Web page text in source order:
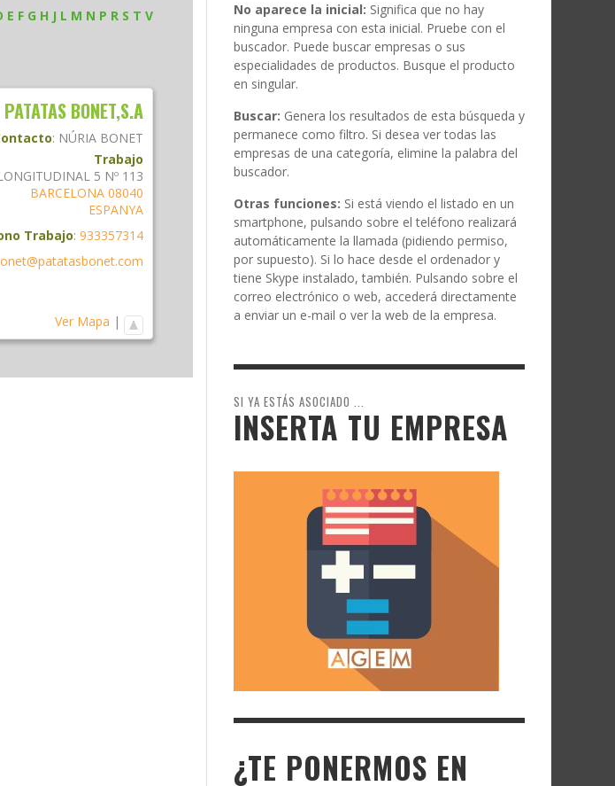
E F G H J L M N P R S T V
PATATAS BONET,S.A
: NÚRIA BONET
Trabajo
5 Nº 113
BARCELONA 08040
ESPANYA
Trabajo: 933357314
Ver Mapa |
No aparece la inicial: Significa que no hay
ninguna empresa con esta inicial. Pruebe con el
buscador. Puede buscar empresas o sus
especialidades de productos. Busque el producto
en singular.
Buscar: Genera los resultados de esta búsqueda y
permanece como filtro. Si desea ver todas las
empresas de una categoría, elimine la palabra del
buscador.
Otras funciones: Si está viendo el listado en un
smartphone, pulsando sobre el teléfono realizará
automáticamente la llamada (pidiendo permiso,
por supuesto). Si lo hace desde el ordenador y
tiene Skype instalado, también. Pulsando sobre el
correo electrónico o web, accederá directamente
a enviar un e-mail o ver la web de la empresa.
SI YA ESTÁS ASOCIADO ...
INSERTA TU EMPRESA
¿TE PONERMOS EN